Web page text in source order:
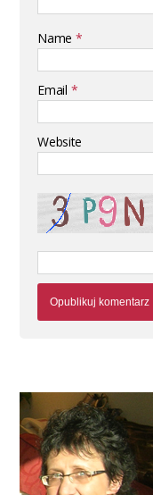
Name *
Email *
Website